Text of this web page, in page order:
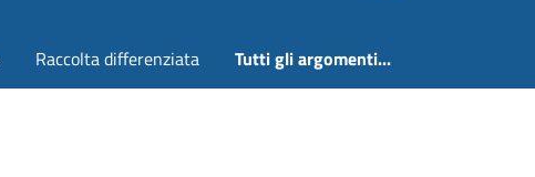
Raccolta differenziata Tutti gli argomenti...